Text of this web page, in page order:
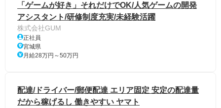
「ゲームが好き」それだけでOK/人気ゲームの開発
アシスタント/研修制度充実/未経験活躍
株式会社GUM
正社員
宮城県
月給28万円～50万円
配達/ドライバー/郵便配達 エリア固定 安定の配達量
だから稼げるし 働きやすい ヤマト